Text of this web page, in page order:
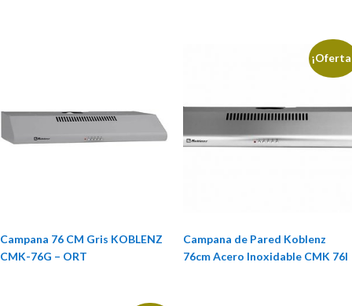
Campana 76 CM Gris KOBLENZ
CMK-76G – ORT
Campana de Pared Koblenz
76cm Acero Inoxidable CMK 76I